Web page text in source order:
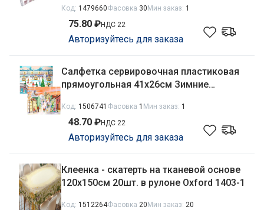
Код: 1479660Фасовка 30 Мин заказ: 1
75.80 ₽НДС 22
Авторизуйтесь для заказа
Салфетка сервировочная пластиковая
прямоугольная 41х26см Зимние
МТ2-147
Код: 1506741 Фасовка 1 Мин заказ: 1
48.70 ₽НДС 22
Авторизуйтесь для заказа
Клеенка - скатерть на тканевой основе
120х150см 20шт. в рулоне Oxford 1403-1
Код: 1512264Фасовка 20 Мин заказ: 20